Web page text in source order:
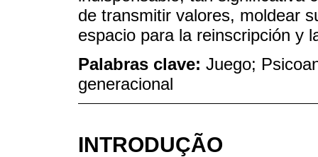
de transmitir valores, moldear
espacio para la reinscripción y
Palabras clave: Juego;
generacional
INTRODUÇÃO